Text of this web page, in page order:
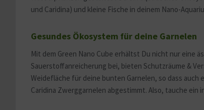
und Caridina) und kleine Fische in deinem Nano-
Gesundes Ökosystem für deine Garnelen
Mit dem Green Nano Cube erhältst Du nicht nur eine
Sauerstoffanreicherung bei, bieten Schutzräume &
Weidefläche für deine bunten Garnelen, so dass
Caridina Zwerggarnelen abgestimmt. Also, tauche